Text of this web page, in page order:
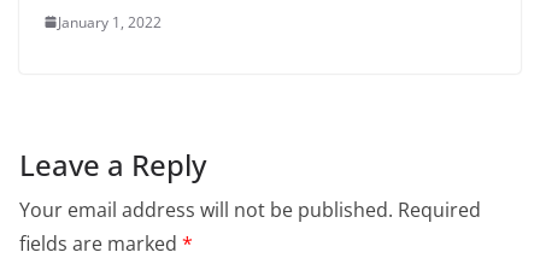
January 1, 2022
Leave a Reply
Your email address will not be published. Required
fields are marked *